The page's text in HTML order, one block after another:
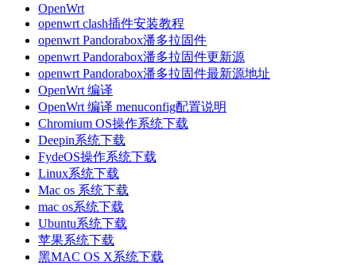
OpenWrt
openwrt clash插件安装教程
openwrt Pandorabox潘多拉固件
openwrt Pandorabox潘多拉固件更新源
openwrt Pandorabox潘多拉固件最新源地址
OpenWrt 编译
OpenWrt 编译 menuconfig配置说明
Chromium OS操作系统下载
Deepin系统下载
FydeOS操作系统下载
Linux系统下载
Mac os 系统下载
mac os系统下载
Ubuntu系统下载
苹果系统下载
黑MAC OS X系统下载